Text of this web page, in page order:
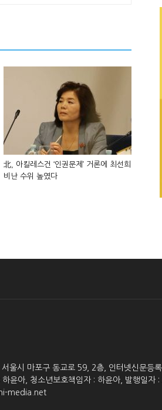
北, 아킬레스건 ‘인권문제’ 거론에 최선희
비난 수위 높였다
울시 마포구 동교로 59, 2층, 인터넷신문등
하윤아, 청소년보호책임자 : 하윤아, 발행일
media.net